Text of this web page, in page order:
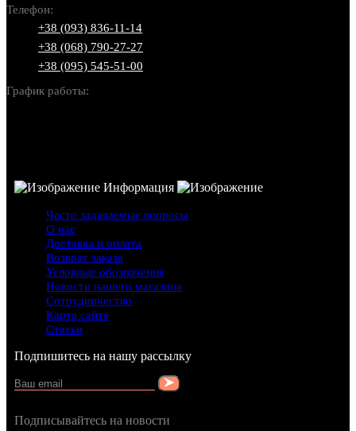
Телефон:
+38 (093) 836-11-14
+38 (068) 790-27-27
+38 (095) 545-51-00
График работы:
Информация
Часто задаваемые вопросы
О нас
Доставка и оплата
Возврат заказа
Условные обозначения
Новости нашего магазина
Сотрудничество
Карта сайта
Статьи
Подпишитесь на нашу рассылку
Подписывайтесь на новости